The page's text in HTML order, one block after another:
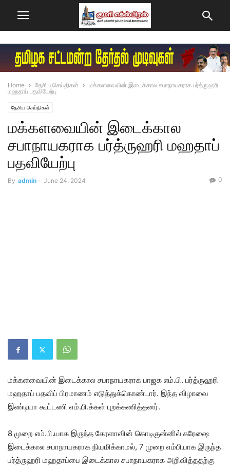
Home தேசிய செய்திகள்
மக்களவையின் இடைக்கால சபாநாயகராக பர்த்ருஹரி
மஹதாப் பதவியேற்பு
தேசிய செய்திகள்
மக்களவையின் இடைக்கால
சபாநாயகராக பர்த்ருஹரி மஹதாப்
பதவியேற்பு
By admin - June 24, 2024 0
மக்களவையின் இடைக்கால சபாநாயகராக பாஜக எம்.பி. பர்த்ருஹரி
மஹதாப் பதவிப் பிரமாணம் எடுத்துக்கொண்டார். இந்த விழாவை
இண்டியா கூட்டணி எம்.பி.க்கள் புறக்கணித்தனர்.
8 முறை எம்.பி.யாக இருந்த கேரளாவின் கொடிகுன்னில் சுரேஷை
இடைக்கால சபாநாயகராக நியமிக்காமல், 7 முறை எம்பியாக இருந்த
பர்த்ருஹரி மஹதாப்பை இடைக்கால சபாநாயகராக அறிவித்ததற்கு